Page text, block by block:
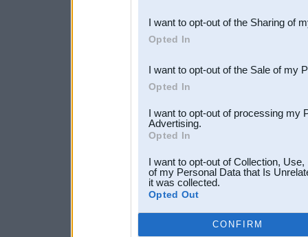
Downstream Participants
third parties.
I want to opt-out of the Sharing of
Opted In
I want to opt-out of the Sale of my
Opted In
I want to opt-out of processing my
Advertising.
Opted In
I want to opt-out of Collection,
of my Personal Data that Is
it was collected.
Opted Out
CONFIRM